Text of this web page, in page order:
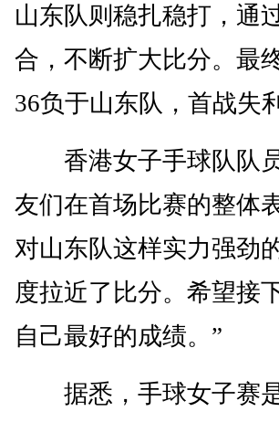
山东队则稳扎稳打，通
合，不断扩大比分。最
36负于山东队，首战失
香港女子手球队队员
友们在首场比赛的整体
对山东队这样实力强劲
度拉近了比分。希望接
自己最好的成绩。”
据悉，手球女子赛